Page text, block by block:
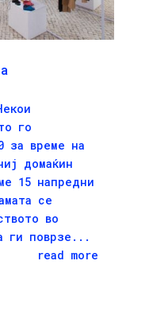
го
за време на
домаќин
15 напредни
се
во
ги поврзе...
read more